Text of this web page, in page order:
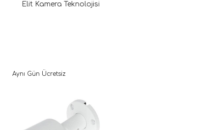
Elit Kamera Teknolojisi
Aynı Gün Ücretsiz